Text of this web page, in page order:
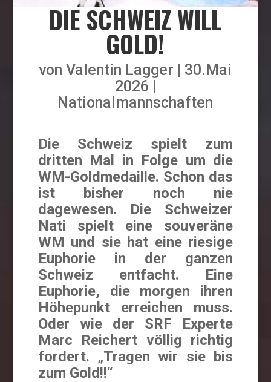
DIE SCHWEIZ WILL
GOLD!
vonValentin Lagger
30.Mai
2026
Nationalmannschaften
Die Schweiz spielt zum
dritten Mal in Folge um die
WM-Goldmedaille. Schon das
ist bisher noch nie
dagewesen. Die Schweizer
Nati spielt eine souveräne
WM und sie hat eine riesige
Euphorie in der ganzen
Schweiz entfacht. Eine
Euphorie, die morgen ihren
Höhepunkt erreichen muss.
Oder wie der SRF Experte
Marc Reichert völlig richtig
fordert. „Tragen wir sie bis
zum Gold!!“